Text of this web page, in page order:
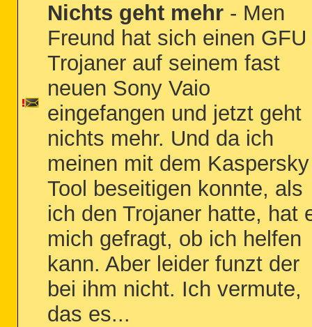
Nichts geht mehr - Men
Freund hat sich einen GFU
Trojaner auf seinem fast
neuen Sony Vaio
eingefangen und jetzt geht
nichts mehr. Und da ich
meinen mit dem Kaspersky
Tool beseitigen konnte, als
ich den Trojaner hatte, hat
mich gefragt, ob ich helfen
kann. Aber leider funzt der
bei ihm nicht. Ich vermute,
das es...